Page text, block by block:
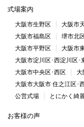
式場案内
大阪市生野区 大阪市
大阪市福島区
堺市北
大阪市平野区
大阪市
大阪市淀川区･西淀川区･
大阪市中央区･西区
大
大阪市大阪市 住之江区･
公営式場
とにかく綺
お客様の声